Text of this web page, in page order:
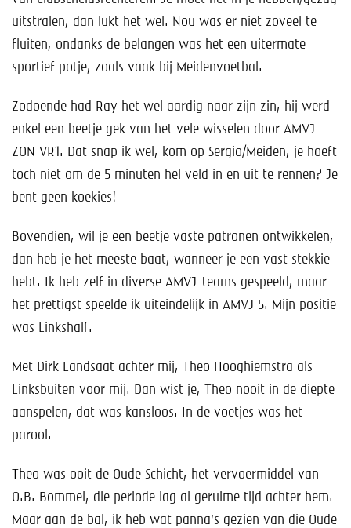
uitstralen, dan lukt het wel. Nou was er niet zoveel te
fluiten, ondanks de belangen was het een uitermate
sportief potje, zoals vaak bij Meidenvoetbal.
Zodoende had Ray het wel aardig naar zijn zin, hij werd
enkel een beetje gek van het vele wisselen door AMVJ
ZON VR1. Dat snap ik wel, kom op Sergio/Meiden, je hoeft
toch niet om de 5 minuten hel veld in en uit te rennen? Je
bent geen koekies!
Bovendien, wil je een beetje vaste patronen ontwikkelen,
dan heb je het meeste baat, wanneer je een vast stekkie
hebt. Ik heb zelf in diverse AMVJ-teams gespeeld, maar
het prettigst speelde ik uiteindelijk in AMVJ 5. Mijn positie
was Linkshalf.
Met Dirk Landsaat achter mij, Theo Hooghiemstra als
Linksbuiten voor mij. Dan wist je, Theo nooit in de diepte
aanspelen, dat was kansloos. In de voetjes was het
parool.
Theo was ooit de Oude Schicht, het vervoermiddel van
O.B. Bommel, die periode lag al geruime tijd achter hem.
Maar aan de bal, ik heb wat panna’s gezien van die Oude